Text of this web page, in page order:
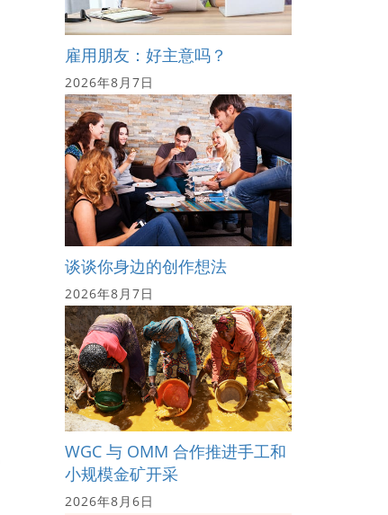
雇用朋友：好主意吗？
2026年8月7日
谈谈你身边的创作想法
2026年8月7日
WGC 与 OMM 合作推进手工和
小规模金矿开采
2026年8月6日